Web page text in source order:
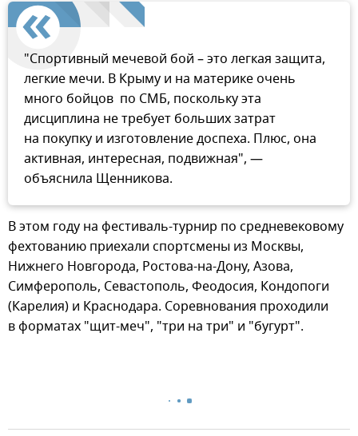
"Спортивный мечевой бой – это легкая защита,
легкие мечи. В Крыму и на материке очень
много бойцов по СМБ, поскольку эта
дисциплина не требует больших затрат
на покупку и изготовление доспеха. Плюс, она
активная, интересная, подвижная", —
объяснила Щенникова.
В этом году на фестиваль-турнир по средневековому
фехтованию приехали спортсмены из Москвы,
Нижнего Новгорода, Ростова-на-Дону, Азова,
Симферополь, Севастополь, Феодосия, Кондопоги
(Карелия) и Краснодара. Соревнования проходили
в форматах "щит-меч", "три на три" и "бугурт".